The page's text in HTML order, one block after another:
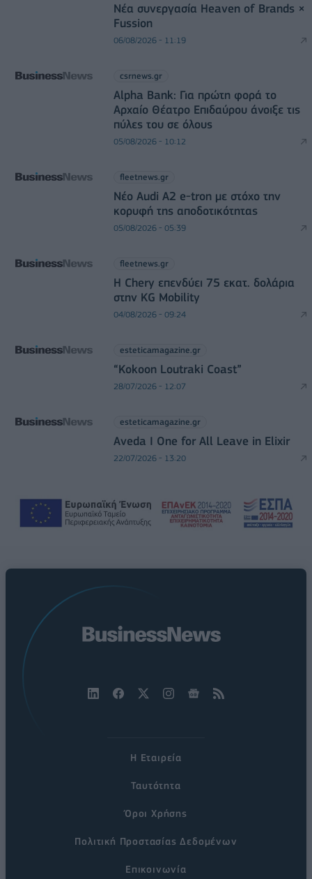
Νέα συνεργασία Heaven of Brands ×
Fussion
06/08/2026 - 11:19
csrnews.gr
Alpha Bank: Για πρώτη φορά το
Αρχαίο Θέατρο Επιδαύρου άνοιξε τις
πύλες του σε όλους
05/08/2026 - 10:12
fleetnews.gr
Νέο Audi A2 e-tron με στόχο την
κορυφή της αποδοτικότητας
05/08/2026 - 05:39
fleetnews.gr
Η Chery επενδύει 75 εκατ. δολάρια
στην KG Mobility
04/08/2026 - 09:24
esteticamagazine.gr
“Kokoon Loutraki Coast”
28/07/2026 - 12:07
esteticamagazine.gr
Aveda I One for All Leave in Elixir
22/07/2026 - 13:20
Η Εταιρεία
Ταυτότητα
Όροι Χρήσης
Πολιτική Προστασίας Δεδομένων
Επικοινωνία